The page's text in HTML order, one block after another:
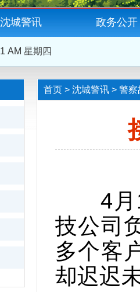
沈城警讯 政务公开
AM 星期四
首页 > 沈城警讯 > 警察
4月1
技公司
多个客
却迟迟